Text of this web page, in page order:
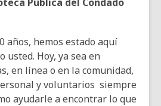
años, hemos estado aquí
usted. Hoy, ya sea en
en línea o en la comunidad,
y voluntarios siempre
ayudarle a encontrar lo que